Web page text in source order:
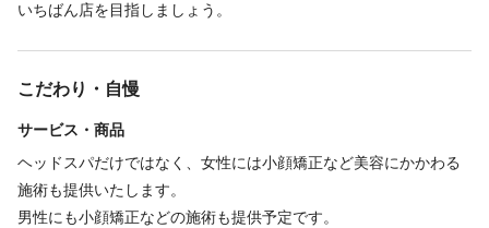
いちばん店を目指しましょう。
こだわり・自慢
サービス・商品
ヘッドスパだけではなく、女性には小顔矯正など美容にかかわる
施術も提供いたします。
男性にも小顔矯正などの施術も提供予定です。